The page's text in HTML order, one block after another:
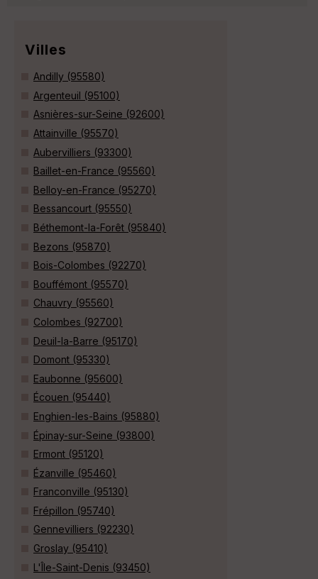
Villes
Andilly (95580)
Argenteuil (95100)
Asnières-sur-Seine (92600)
Attainville (95570)
Aubervilliers (93300)
Baillet-en-France (95560)
Belloy-en-France (95270)
Bessancourt (95550)
Béthemont-la-Forêt (95840)
Bezons (95870)
Bois-Colombes (92270)
Bouffémont (95570)
Chauvry (95560)
Colombes (92700)
Deuil-la-Barre (95170)
Domont (95330)
Eaubonne (95600)
Écouen (95440)
Enghien-les-Bains (95880)
Épinay-sur-Seine (93800)
Ermont (95120)
Ézanville (95460)
Franconville (95130)
Frépillon (95740)
Gennevilliers (92230)
Groslay (95410)
L'Île-Saint-Denis (93450)